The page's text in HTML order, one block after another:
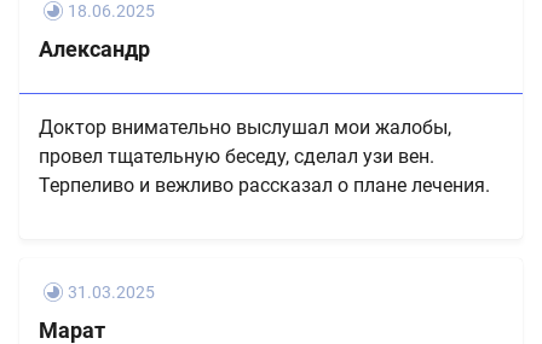
18.06.2025
Александр
Доктор внимательно выслушал мои жалобы,
провел тщательную беседу, сделал узи вен.
Терпеливо и вежливо рассказал о плане лечения.
31.03.2025
Марат